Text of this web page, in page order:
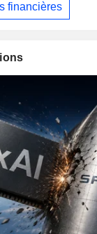
financières